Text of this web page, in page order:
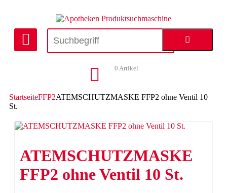
0 Artikel
StartseiteFFP2ATEMSCHUTZMASKE FFP2 ohne Ventil 10
St.
ATEMSCHUTZMASKE
FFP2 ohne Ventil 10 St.